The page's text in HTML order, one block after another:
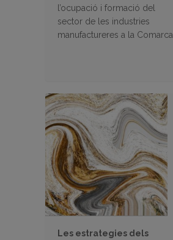
l’ocupació i formació del
sector de les industries
manufactureres a la Comarca
Les estrategies dels